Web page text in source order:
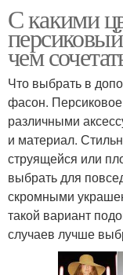
С какими
чем
Что выбрать в
фасон. Персиковое
различными
и материал.
струящейся или
выбрать для
скромными
такой вариант
случаев лучше